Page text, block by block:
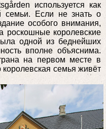
используется как
семьи. Если не знать о
особого внимания,
роскошные королевские
одной из беднейших
вполне объяснима.
на первом месте в
семья живёт